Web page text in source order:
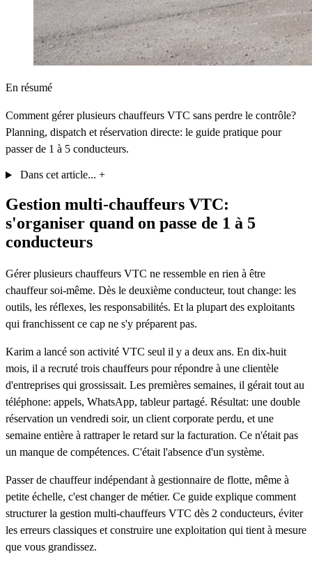
En résumé
Comment gérer plusieurs chauffeurs VTC sans perdre le contrôle?
Planning, dispatch et réservation directe: le guide pratique pour
passer de 1 à 5 conducteurs.
Dans cet article... +
Gestion multi-chauffeurs VTC:
s'organiser quand on passe de 1 à 5
conducteurs
Gérer plusieurs chauffeurs VTC ne ressemble en rien à être
chauffeur soi-même. Dès le deuxième conducteur, tout change: les
outils, les réflexes, les responsabilités. Et la plupart des exploitants
qui franchissent ce cap ne s'y préparent pas.
Karim a lancé son activité VTC seul il y a deux ans. En dix-huit
mois, il a recruté trois chauffeurs pour répondre à une clientèle
d'entreprises qui grossissait. Les premières semaines, il gérait tout au
téléphone: appels, WhatsApp, tableur partagé. Résultat: une double
réservation un vendredi soir, un client corporate perdu, et une
semaine entière à rattraper le retard sur la facturation. Ce n'était pas
un manque de compétences. C'était l'absence d'un système.
Passer de chauffeur indépendant à gestionnaire de flotte, même à
petite échelle, c'est changer de métier. Ce guide explique comment
structurer la gestion multi-chauffeurs VTC dès 2 conducteurs, éviter
les erreurs classiques et construire une exploitation qui tient à mesure
que vous grandissez.